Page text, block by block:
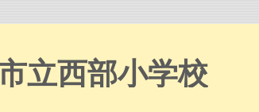
立西部小学校